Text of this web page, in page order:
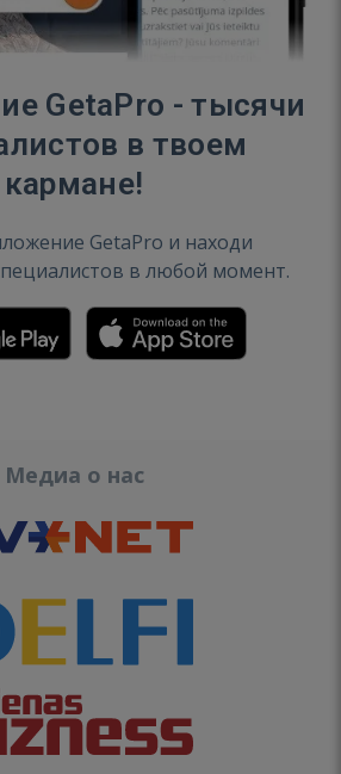
GetaPro - тысячи
в твоем
кармане!
GetaPro и находи
в любой момент.
Медиа о нас